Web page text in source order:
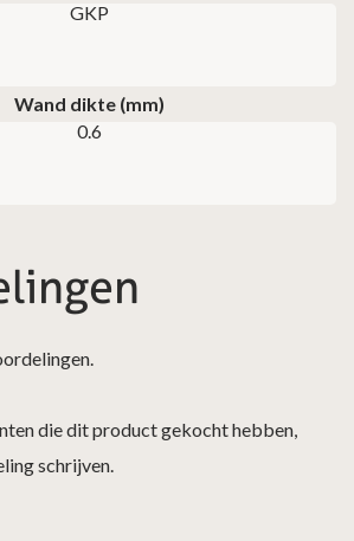
GKP
Wand dikte (mm)
0.6
die dit product gekocht hebben,
schrijven.